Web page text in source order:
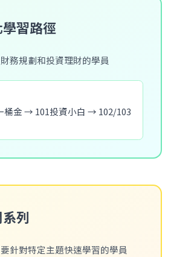
習路徑
務規劃和投資理財的學員
桶金 → 101投資小白 → 102/103
列
針對特定主題快速學習的學員